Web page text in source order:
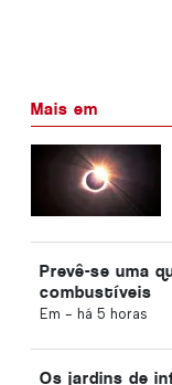
Mais em
Prevê-se uma
combustíveis
Em - há 5 horas
Os jardins de